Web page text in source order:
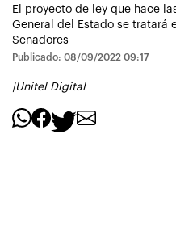
El proyecto de ley que hace
General del Estado se tratará
Senadores
Publicado: 08/09/2022 09:17
|Unitel Digital